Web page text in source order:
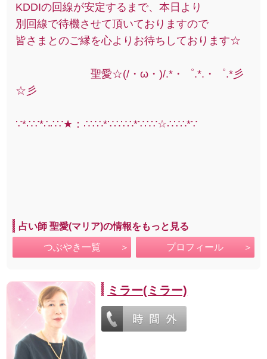
KDDIの回線が安定するまで、本日より
別回線で待機させて頂いておりますので
皆さまとのご縁を心よりお待ちしております☆
聖愛☆(/・ω・)/.*・゜.*.・゜.*彡
☆彡
∵*∴∵*∴∴∵★：∴∵∴*∵∴∵∴*∵∴∵☆∴∵∴*∵
占い師 聖愛(マリア)の情報をもっと見る
つぶやき一覧 プロフィール
ミラー(ミラー)